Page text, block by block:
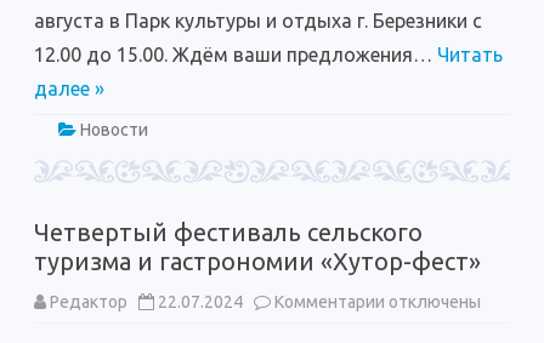
детей
взрослых
августа в Парк культуры и отдыха г. Березники с
12.00 до 15.00. Ждём ваши предложения… Читать
далее »
Новости
Четвертый фестиваль сельского
туризма и гастрономии «Хутор-фест»
Редактор 22.07.2024 Комментарии котключены